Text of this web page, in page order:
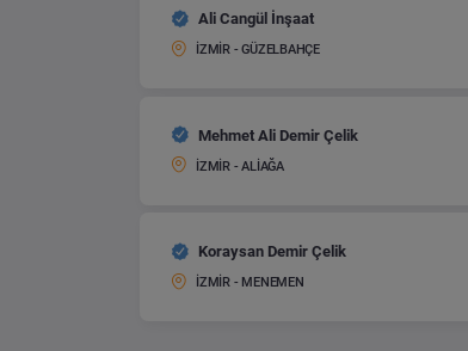
Ali Cangül İnşaat
İZMİR - GÜZELBAHÇE
Mehmet Ali Demir Çelik
İZMİR - ALİAĞA
Koraysan Demir Çelik
İZMİR - MENEMEN